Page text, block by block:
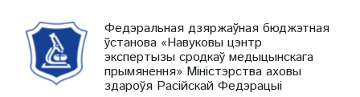
Федэральная дзяржаўная бюджэтная
ўстанова «Навуковы цэнтр
экспертызы сродкаў медыцынскага
прымянення» Міністэрства аховы
здароўя Расійскай Федэрацыі